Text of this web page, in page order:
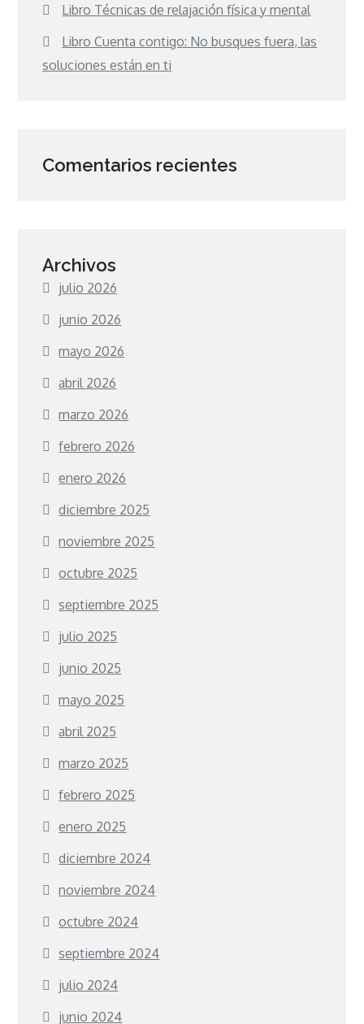
Libro Técnicas de relajación física y mental
Libro Cuenta contigo: No busques fuera, las
soluciones están en ti
Comentarios recientes
Archivos
julio 2026
junio 2026
mayo 2026
abril 2026
marzo 2026
febrero 2026
enero 2026
diciembre 2025
noviembre 2025
octubre 2025
septiembre 2025
julio 2025
junio 2025
mayo 2025
abril 2025
marzo 2025
febrero 2025
enero 2025
diciembre 2024
noviembre 2024
octubre 2024
septiembre 2024
julio 2024
junio 2024